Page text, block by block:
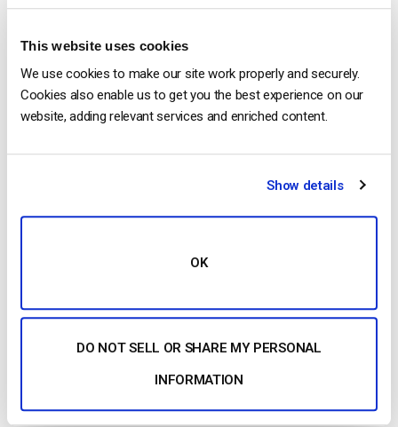
This website uses cookies
We use cookies to make our site work properly and securely.
Cookies also enable us to get you the best experience on our
website, adding relevant services and enriched content.
Show details
OK
DO NOT SELL OR SHARE MY PERSONAL
INFORMATION
vídeo
Las 10 mejores plataformas y
aplicaciones de streaming privado en
2025
…una plataforma destreamingen directo privada que
en todo el mundo. Quieres una plataforma de